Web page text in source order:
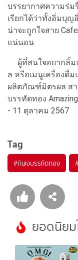
บรรยากาศความร่ม
เรียกได้ว่าทั้งอิ่มบุ
น่าจะถูกใจสาย
แน่นอน
ผู้ที่สนใจอยากลิ้มล
ล หรือเมนูเครื่องดื่
ผลิตภัณฑ์มิตรผล สา
บรรทัดทอง
- 11 ตุลาคม 2567
Tag
#กินเจบรรทัดทอง
ยอดนิย